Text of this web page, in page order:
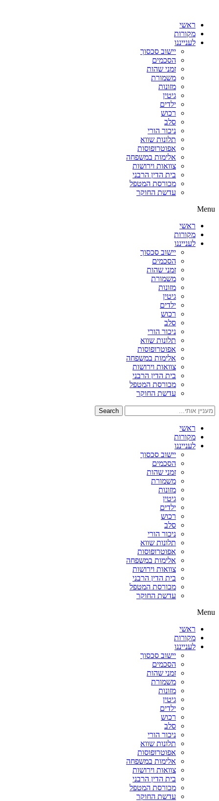
ראשי
מקורות
לענייננו
יישוב סכסוך
הסכמים
זמני שהות
משמורת
מזונות
גיטין
ילדים
רכוש
סלב
ניכור הורי
תלונות שווא
אפוטרופוסות
אלימות במשפחה
צוואות וירושות
בית הדין הרבני
מכורסת המטפל
עדשת החוקר
Menu
ראשי
מקורות
לענייננו
יישוב סכסוך
הסכמים
זמני שהות
משמורת
מזונות
גיטין
ילדים
רכוש
סלב
ניכור הורי
תלונות שווא
אפוטרופוסות
אלימות במשפחה
צוואות וירושות
בית הדין הרבני
מכורסת המטפל
עדשת החוקר
Search
ראשי
מקורות
לענייננו
יישוב סכסוך
הסכמים
זמני שהות
משמורת
מזונות
גיטין
ילדים
רכוש
סלב
ניכור הורי
תלונות שווא
אפוטרופוסות
אלימות במשפחה
צוואות וירושות
בית הדין הרבני
מכורסת המטפל
עדשת החוקר
Menu
ראשי
מקורות
לענייננו
יישוב סכסוך
הסכמים
זמני שהות
משמורת
מזונות
גיטין
ילדים
רכוש
סלב
ניכור הורי
תלונות שווא
אפוטרופוסות
אלימות במשפחה
צוואות וירושות
בית הדין הרבני
מכורסת המטפל
עדשת החוקר